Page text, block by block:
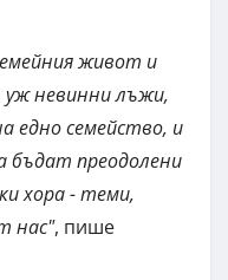
живот и
невинни лъжи,
едно семейство, и
бъдат преодолени
хора - теми,
нас", пише